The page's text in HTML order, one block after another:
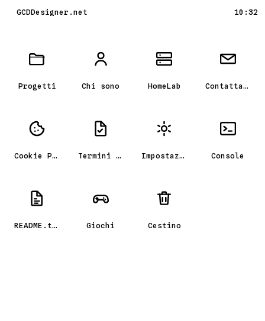
GCDDesigner.net 10:32
Progetti Chi sono HomeLab Contattami
Cookie Policy Termini e condizioni Impostazioni Console
README.txt Giochi Cestino